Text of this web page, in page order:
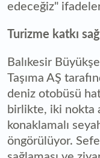
edeceğiz"
Turizme katkı
Balıkesir
Taşıma AŞ
deniz otobüsü
birlikte, iki nokta
konaklamalı
öngörülüyor.